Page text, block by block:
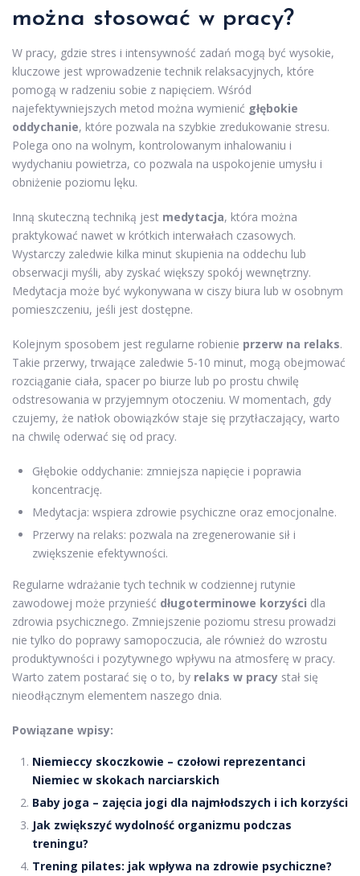
można stosować w pracy?
W pracy, gdzie stres i intensywność zadań mogą być wysokie,
kluczowe jest wprowadzenie technik relaksacyjnych, które
pomogą w radzeniu sobie z napięciem. Wśród
najefektywniejszych metod można wymienić głębokie
oddychanie, które pozwala na szybkie zredukowanie stresu.
Polega ono na wolnym, kontrolowanym inhalowaniu i
wydychaniu powietrza, co pozwala na uspokojenie umysłu i
obniżenie poziomu lęku.
Inną skuteczną techniką jest medytacja, która można
praktykować nawet w krótkich interwałach czasowych.
Wystarczy zaledwie kilka minut skupienia na oddechu lub
obserwacji myśli, aby zyskać większy spokój wewnętrzny.
Medytacja może być wykonywana w ciszy biura lub w osobnym
pomieszczeniu, jeśli jest dostępne.
Kolejnym sposobem jest regularne robienie przerw na relaks.
Takie przerwy, trwające zaledwie 5-10 minut, mogą obejmować
rozciąganie ciała, spacer po biurze lub po prostu chwilę
odstresowania w przyjemnym otoczeniu. W momentach, gdy
czujemy, że natłok obowiązków staje się przytłaczający, warto
na chwilę oderwać się od pracy.
Głębokie oddychanie: zmniejsza napięcie i poprawia
koncentrację.
Medytacja: wspiera zdrowie psychiczne oraz emocjonalne.
Przerwy na relaks: pozwala na zregenerowanie sił i
zwiększenie efektywności.
Regularne wdrażanie tych technik w codziennej rutynie
zawodowej może przynieść długoterminowe korzyści dla
zdrowia psychicznego. Zmniejszenie poziomu stresu prowadzi
nie tylko do poprawy samopoczucia, ale również do wzrostu
produktywności i pozytywnego wpływu na atmosferę w pracy.
Warto zatem postarać się o to, by relaks w pracy stał się
nieodłącznym elementem naszego dnia.
Powiązane wpisy:
Niemieccy skoczkowie – czołowi reprezentanci
Niemiec w skokach narciarskich
Baby joga – zajęcia jogi dla najmłodszych i ich korzyści
Jak zwiększyć wydolność organizmu podczas
treningu?
Trening pilates: jak wpływa na zdrowie psychiczne?